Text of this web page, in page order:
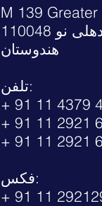
نو 110048
هندوستان
تلفن:
+ 91 11 4379
+ 91 11 2921
+ 91 11 2921
فکس:
+ 91 11